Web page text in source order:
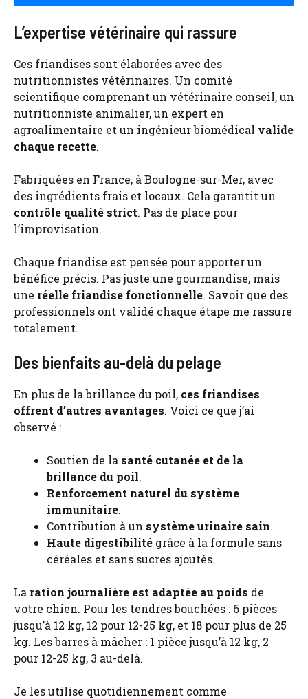
L’expertise vétérinaire qui rassure
Ces friandises sont élaborées avec des
nutritionnistes vétérinaires. Un comité
scientifique comprenant un vétérinaire conseil, un
nutritionniste animalier, un expert en
agroalimentaire et un ingénieur biomédical valide
chaque recette.
Fabriquées en France, à Boulogne-sur-Mer, avec
des ingrédients frais et locaux. Cela garantit un
contrôle qualité strict. Pas de place pour
l’improvisation.
Chaque friandise est pensée pour apporter un
bénéfice précis. Pas juste une gourmandise, mais
une réelle friandise fonctionnelle. Savoir que des
professionnels ont validé chaque étape me rassure
totalement.
Des bienfaits au-delà du pelage
En plus de la brillance du poil, ces friandises
offrent d’autres avantages. Voici ce que j’ai
observé :
Soutien de la santé cutanée et de la
brillance du poil.
Renforcement naturel du système
immunitaire.
Contribution à un système urinaire sain.
Haute digestibilité grâce à la formule sans
céréales et sans sucres ajoutés.
La ration journalière est adaptée au poids de
votre chien. Pour les tendres bouchées : 6 pièces
jusqu’à 12 kg, 12 pour 12-25 kg, et 18 pour plus de 25
kg. Les barres à mâcher : 1 pièce jusqu’à 12 kg, 2
pour 12-25 kg, 3 au-delà.
Je les utilise quotidiennement comme